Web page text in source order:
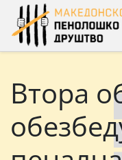
Skip
content
Втора